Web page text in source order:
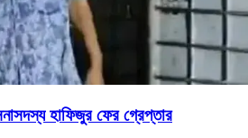
হাফিজুর ফের গ্রেপ্তার